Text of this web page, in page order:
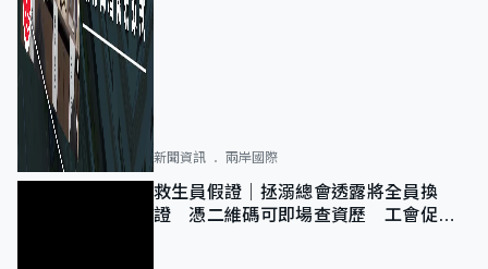
新聞資訊 兩岸國際
救生員假證｜拯溺總會透露將全員換
證 憑二維碼可即場查資歷 工會促加